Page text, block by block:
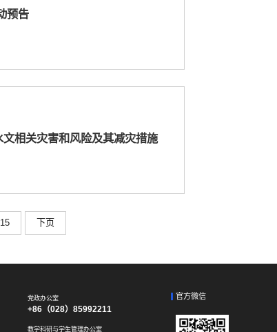
预告
相关灾害和风险及其减灾措施
15 下页
党政办公室
+86（028）85992211
教学科研与学生管理办公室
官方微信